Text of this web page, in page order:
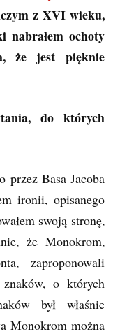
z XVI wieku,
nabrałem ochoty
że jest pięknie
do których
przez Basa Jacoba
ironii, opisanego
swoją stronę,
że Monokrom,
zaproponowali
o których
był właśnie
Monokrom można